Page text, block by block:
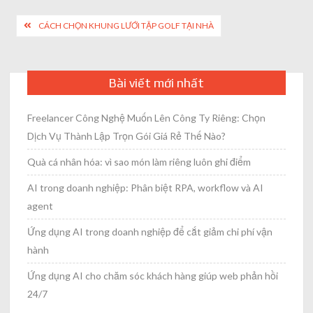
PostCÁCH CHỌN KHUNG LƯỚI TẬP GOLF TẠI NHÀ
Bài viết mới nhất
Freelancer Công Nghệ Muốn Lên Công Ty Riêng: Chọn
Dịch Vụ Thành Lập Trọn Gói Giá Rẻ Thế Nào?
Quà cá nhân hóa: vì sao món làm riêng luôn ghi điểm
AI trong doanh nghiệp: Phân biệt RPA, workflow và AI
agent
Ứng dụng AI trong doanh nghiệp để cắt giảm chi phí vận
hành
Ứng dụng AI cho chăm sóc khách hàng giúp web phản hồi
24/7